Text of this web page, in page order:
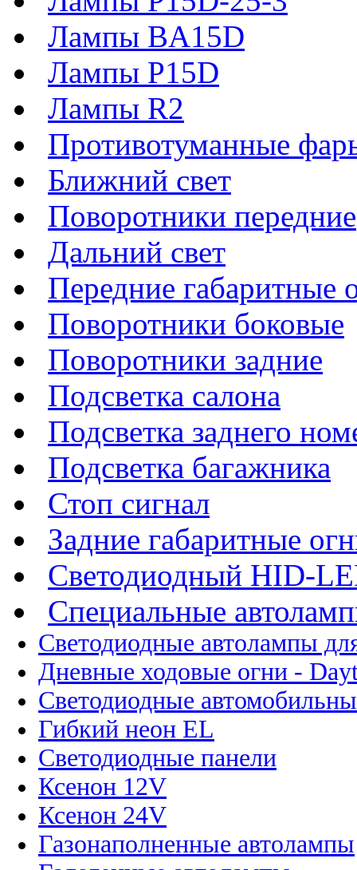
Лампы BA15D
Лампы P15D
Лампы R2
Противотуманные
Ближний свет
Поворотники передние
Дальний свет
Передние габаритные
Поворотники боковые
Поворотники задние
Подсветка салона
Подсветка заднего
Подсветка багажника
Стоп сигнал
Задние габаритные
Светодиодный HID-
Специальные
Светодиодные автолампы
Дневные ходовые огни -
Светодиодные
Гибкий неон EL
Светодиодные панели
Ксенон 12V
Ксенон 24V
Газонаполненные автолампы